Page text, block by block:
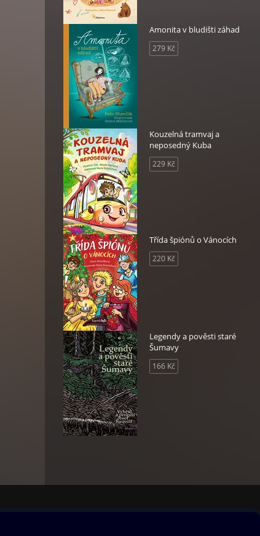
Amonita v bludišti záhad
279 Kč
Kouzelná tramvaj a
neposedný Kuba
229 Kč
Třída špiónů o Vánocích
220 Kč
Legendy a pověsti staré
Šumavy
166 Kč